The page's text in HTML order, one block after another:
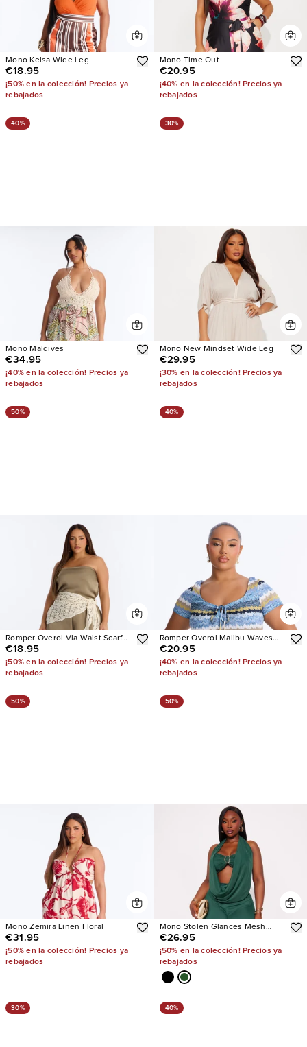
Mono Kelsa Wide Leg
€18.95
¡50% en la colección! Precios ya
rebajados
Mono Time Out
€20.95
¡40% en la colección! Precios ya
rebajados
40%
Mono Maldives
€34.95
¡40% en la colección! Precios ya
rebajados
30%
Mono New Mindset Wide Leg
€29.95
¡30% en la colección! Precios ya
rebajados
50%
Romper Overol Via Waist Scarf
Satin
€18.95
¡50% en la colección! Precios ya
rebajados
40%
Romper Overol Malibu Waves
Short Sleeve Knit
€20.95
¡40% en la colección! Precios ya
rebajados
50%
Mono Zemira Linen Floral
€31.95
¡50% en la colección! Precios ya
rebajados
50%
Mono Stolen Glances Mesh
Halter
€26.95
¡50% en la colección! Precios ya
rebajados
30% 40%